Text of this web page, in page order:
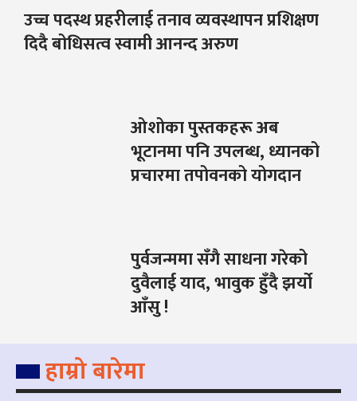
उच्च पदस्थ प्रहरीलाई तनाव व्यवस्थापन प्रशिक्षण
दिदै बोधिसत्व स्वामी आनन्द अरुण
ओशोका पुस्तकहरू अब
भूटानमा पनि उपलब्ध, ध्यानको
प्रचारमा तपोवनको योगदान
पुर्वजन्ममा सँगै साधना गरेको
दुवैलाई याद, भावुक हुँदै झर्यो
आँसु !
हाम्रो बारेमा